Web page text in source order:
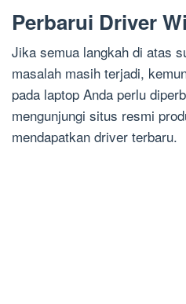
Perbarui Driver
Jika semua langkah di atas
masalah masih terjadi,
pada laptop Anda perlu
mengunjungi situs resmi
mendapatkan driver terbaru.